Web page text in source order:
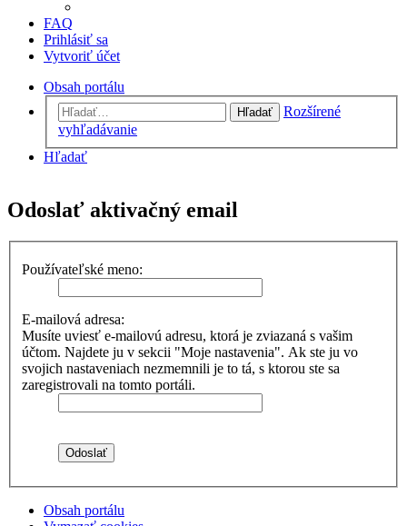
FAQ
Prihlásiť sa
Vytvoriť účet
Obsah portálu
Hľadať
Rozšírené
vyhľadávanie
Hľadať
Odoslať aktivačný email
Používateľské meno:
E-mailová adresa:
Musíte uviesť e-mailovú adresu, ktorá je zviazaná s vašim
účtom. Najdete ju v sekcii "Moje nastavenia". Ak ste ju vo
svojich nastaveniach nezmemnili je to tá, s ktorou ste sa
zaregistrovali na tomto portáli.
Obsah portálu